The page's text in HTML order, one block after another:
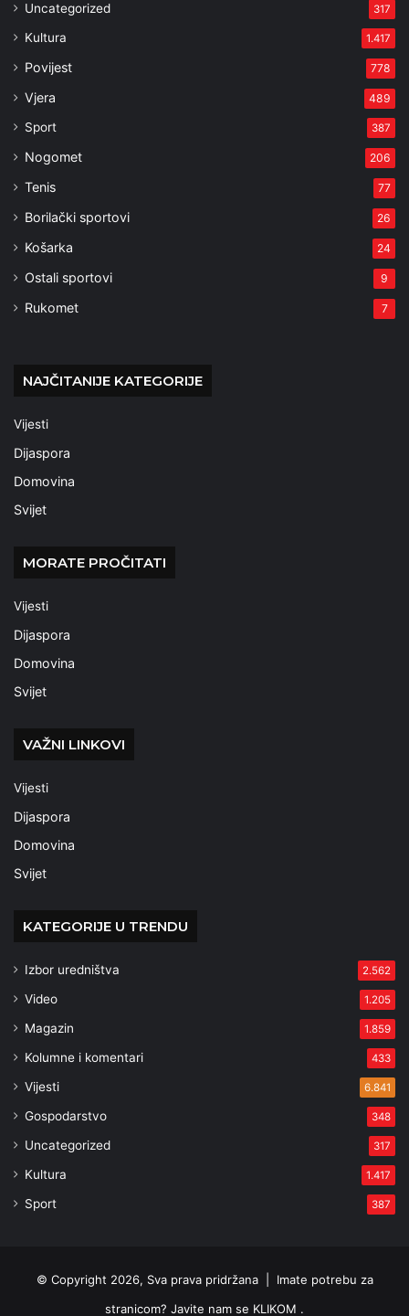
Uncategorized 317
Kultura 1.417
Povijest 778
Vjera 489
Sport 387
Nogomet 206
Tenis 77
Borilački sportovi 26
Košarka 24
Ostali sportovi 9
Rukomet 7
NAJČITANIJE KATEGORIJE
Vijesti
Dijaspora
Domovina
Svijet
MORATE PROČITATI
Vijesti
Dijaspora
Domovina
Svijet
VAŽNI LINKOVI
Vijesti
Dijaspora
Domovina
Svijet
KATEGORIJE U TRENDU
Izbor uredništva 2.562
Video 1.205
Magazin 1.859
Kolumne i komentari 433
Vijesti 6.841
Gospodarstvo 348
Uncategorized 317
Kultura 1.417
Sport 387
© Copyright 2026, Sva prava pridržana | Imate potrebu za
stranicom? Javite nam se KLIKOM .